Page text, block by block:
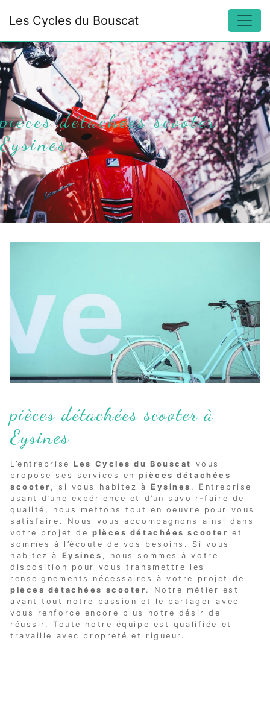
Les Cycles du Bouscat
pièces détachées scooter
Eysines
pièces détachées scooter à
Eysines
L’entreprise Les Cycles du Bouscat
vous
propose ses services enpièces détachées
scooter , si vous habitez à Eysines . Entreprise
usant d’une expérience et d’un savoir-faire de
qualité, nous mettons tout en oeuvre pour vous
satisfaire. Nous vous accompagnons ainsi dans
votre projet de pièces détachées scooter et
sommes à l’écoute de vos besoins. Si vous
habitez à Eysines , nous sommes à votre
disposition pour vous transmettre les
renseignements nécessaires à votre projet de
pièces détachées scooter . Notre métier est
avant tout notre passion et le partager avec
vous renforce encore plus notre désir de
réussir. Toute notre équipe est qualifiée et
travaille avec propreté et rigueur.